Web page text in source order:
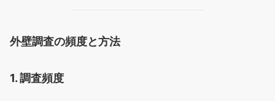
外壁調査の頻度と方法
1. 調査頻度